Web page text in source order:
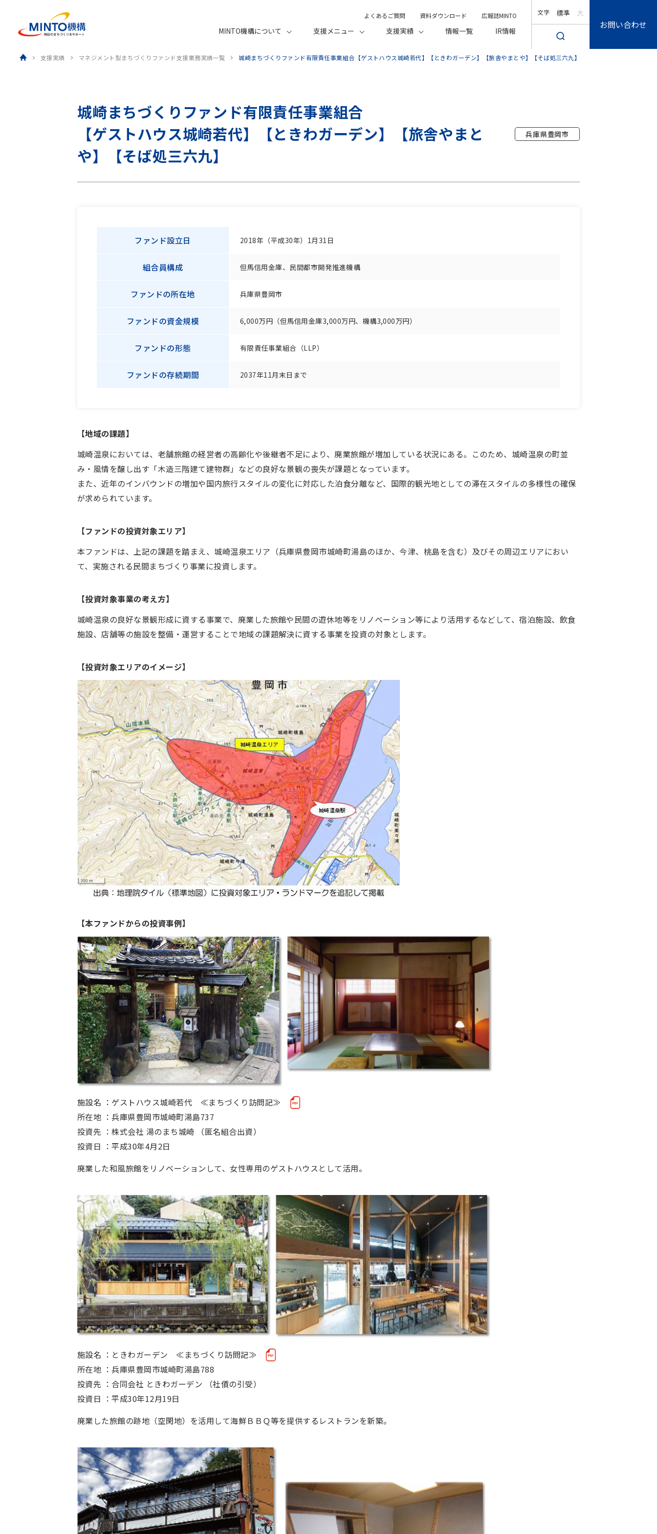
よくあるご質問 資料ダウンロード 広報誌MINTO
MINTO機構について 支援メニュー 支援実績 情報一覧 IR情報
文字 標準 大
お問い合わせ
ホーム支援実績 マネジメント型まちづくりファンド支援業務実績一覧 城崎まちづくりファンド有限責任事業組合【ゲストハウス城崎若代】【ときわガーデン】【旅舎やまとや】【そば処三六九】
城崎まちづくりファンド有限責任事業組合
【ゲストハウス城崎若代】【ときわガーデン】【旅舎やまと
や】【そば処三六九】
兵庫県豊岡市
ファンド設立日 2018年（平成30年）1月31日
組合員構成 但馬信用金庫、民間都市開発推進機構
ファンドの所在地 兵庫県豊岡市
ファンドの資金規模 6,000万円（但馬信用金庫3,000万円、機構3,000万円）
ファンドの形態 有限責任事業組合（LLP）
ファンドの存続期間 2037年11月末日まで
【地域の課題】
城崎温泉においては、老舗旅館の経営者の高齢化や後継者不足により、廃業旅館が増加している状況にある。このため、城崎温泉の町並
み・風情を醸し出す「木造三階建て建物群」などの良好な景観の喪失が課題となっています。
また、近年のインバウンドの増加や国内旅行スタイルの変化に対応した泊食分離など、国際的観光地としての滞在スタイルの多様性の確保
が求められています。
【ファンドの投資対象エリア】
本ファンドは、上記の課題を踏まえ、城崎温泉エリア（兵庫県豊岡市城崎町湯島のほか、今津、桃島を含む）及びその周辺エリアにおい
て、実施される民間まちづくり事業に投資します。
【投資対象事業の考え方】
城崎温泉の良好な景観形成に資する事業で、廃業した旅館や民間の遊休地等をリノベーション等により活用するなどして、宿泊施設、飲食
施設、店舗等の施設を整備・運営することで地域の課題解決に資する事業を投資の対象とします。
【投資対象エリアのイメージ】
【本ファンドからの投資事例】
施設名 ： ゲストハウス城崎若代 ≪まちづくり訪問記≫
所在地 ：兵庫県豊岡市城崎町湯島737
投資先 ：株式会社 湯のまち城崎 （匿名組合出資）
投資日 ：平成30年4月2日
廃業した和風旅館をリノベーションして、女性専用のゲストハウスとして活用。
施設名 ： ときわガーデン ≪まちづくり訪問記≫
所在地 ：兵庫県豊岡市城崎町湯島788
投資先 ： 合同会社 ときわガーデン （社債の引受）
投資日 ：平成30年12月19日
廃業した旅館の跡地（空閑地）を活用して海鮮ＢＢＱ等を提供するレストランを新築。